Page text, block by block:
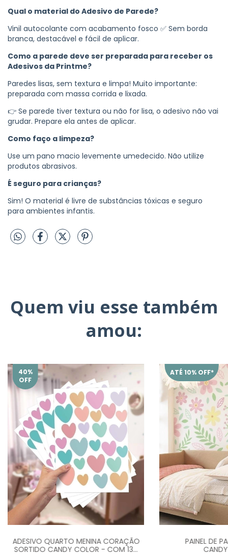
Qual o material do Adesivo de Parede?
Vinil autocolante com acabamento fosco ✅ Sem borda
branca, destacável e fácil de aplicar.
Como a parede deve ser preparada para receber os
Adesivos da Printme?
Paredes lisas, sem textura e limpa! Muito importante:
preparada com massa corrida e lixada.
👉 Se parede tiver textura ou não for lisa, o adesivo não vai
grudar. Prepare ela antes de aplicar.
Como faço a limpeza?
Use um pano macio levemente umedecido. Não utilize
produtos abrasivos.
É seguro para crianças?
Sim! O material é livre de substâncias tóxicas e seguro
para ambientes infantis.
Quem viu esse também
amou:
40%
OFF
ADESIVO QUARTO MENINA CORAÇÃO
SORTIDO CANDY COLOR - COM 130
ATÉ 10% OFF*
PAINEL DE